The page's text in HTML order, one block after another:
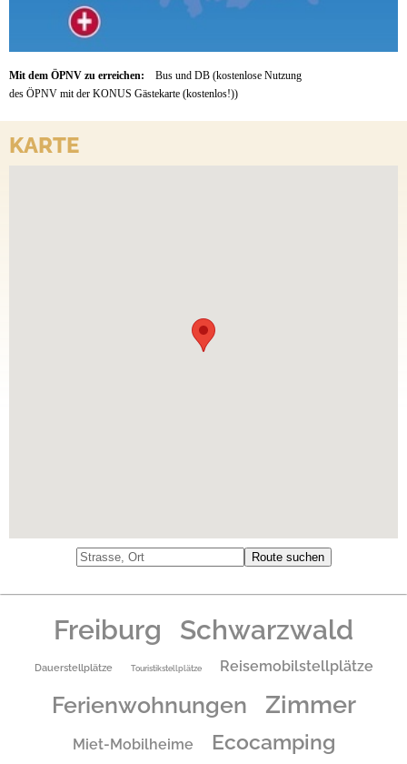
Mit dem ÖPNV zu erreichen:
Bus und DB (kostenlose Nutzung
des ÖPNV mit der KONUS Gästekarte (kostenlos!))
KARTE
Freiburg Schwarzwald
Dauerstellplätze Touristikstellplätze Reisemobilstellplätze
Ferienwohnungen Zimmer
Miet-Mobilheime Ecocamping